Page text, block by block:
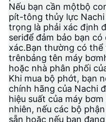
Nếu bạn cần mộtbộ
pít-tông thủy lực Nachi
trọng là phải xác định
seriđể đảm bảo bạn
xác.Bạn thường có
trênbảng tên máy bơm
hoặc nhà phân phối
Khi mua bộ phớt, bạn
chính hãng của Nachi
hiệu suất của máy
nhiên, nếu các bộ
sẵn hoặc nếu bạn